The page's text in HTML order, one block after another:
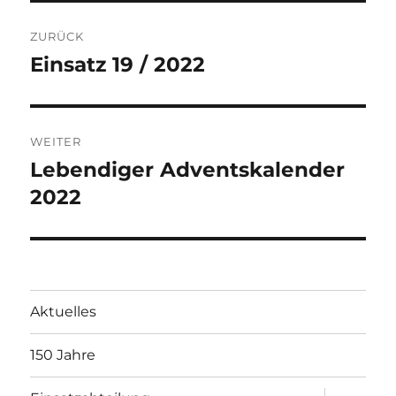
ZURÜCK
Vorheriger
Einsatz 19 / 2022
WEITER
Nächster
Beitrag:
Lebendiger Adventskalender
2022
Aktuelles
150 Jahre